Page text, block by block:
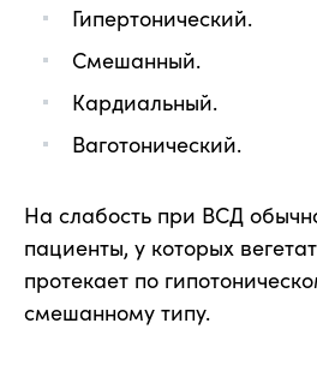
Гипертонический.
Смешанный.
Кардиальный.
Ваготонический.
На слабость при ВСД
пациенты, у которых
протекает по
смешанному типу.